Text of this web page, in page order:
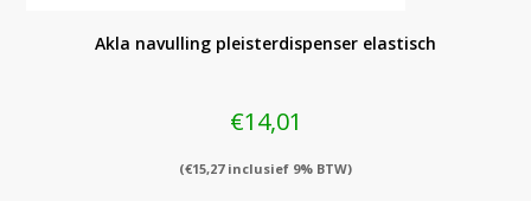
Akla navulling pleisterdispenser elastisch
€14,01
(€15,27inclusief 9% BTW)